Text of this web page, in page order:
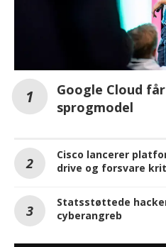
Google Cloud
sprogmodel
Cisco lancerer
drive og forsvare
Statsstøttede
cyberangreb